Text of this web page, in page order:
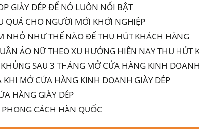
GIÀY DÉP ĐỂ NÓ LUÔN NỔI BẬT
QUẢ CHO NGƯỜI MỚI KHỞI NGHIỆP
NHỎ NHƯ THẾ NÀO ĐỂ THU HÚT KHÁCH HÀNG
ÁO NỮ THEO XU HƯỚNG HIỆN NAY THU HÚT
SAU 3 THÁNG MỞ CỬA HÀNG KINH
KHI MỞ CỬA HÀNG KINH DOANH GIÀY DÉP
HÀNG GIÀY DÉP
PHONG CÁCH HÀN QUỐC